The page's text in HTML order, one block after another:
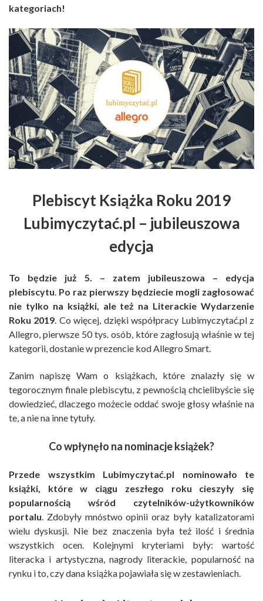
kategoriach!
Plebiscyt Książka Roku 2019
Lubimyczytać.pl – jubileuszowa
edycja
To będzie już 5. – zatem jubileuszowa – edycja
plebiscytu. Po raz pierwszy będziecie mogli zagłosować
nie tylko na książki, ale też na Literackie Wydarzenie
Roku 2019. Co więcej, dzięki współpracy Lubimyczytać.pl z
Allegro, pierwsze 50 tys. osób, które zagłosują właśnie w tej
kategorii, dostanie w prezencie kod Allegro Smart.
Zanim napiszę Wam o książkach, które znalazły się w
tegorocznym finale plebiscytu, z pewnością chcielibyście się
dowiedzieć, dlaczego możecie oddać swoje głosy właśnie na
te, a nie na inne tytuły.
Co wpłynęło na nominacje książek?
Przede wszystkim Lubimyczytać.pl nominowało te
książki, które w ciągu zeszłego roku cieszyły się
popularnością wśród czytelników-użytkowników
portalu. Zdobyły mnóstwo opinii oraz były katalizatorami
wielu dyskusji. Nie bez znaczenia była też ilość i średnia
wszystkich ocen. Kolejnymi kryteriami były: wartość
literacka i artystyczna, nagrody literackie, popularność na
rynku i to, czy dana książka pojawiała się w zestawieniach.